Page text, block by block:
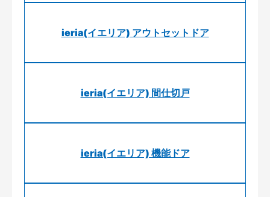
ieria(イエリア) アウトセットドア
ieria(イエリア) 間仕切戸
ieria(イエリア) 機能ドア